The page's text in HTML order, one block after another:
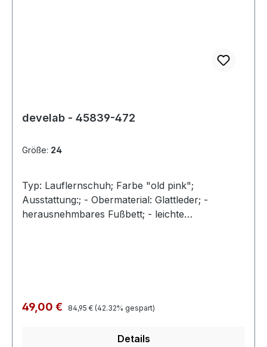
develab - 45839-472
Größe: 24
Typ: Lauflernschuh; Farbe "old pink";
Ausstattung:; - Obermaterial: Glattleder; -
herausnehmbares Fußbett; - leichte
Verkaufspreis:
49,00 € Regulärer Preis:
84,95 € (42.32% gespart)
Details